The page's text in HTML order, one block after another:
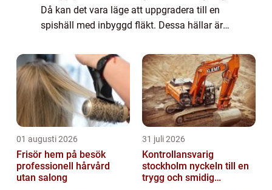
Då kan det vara läge att uppgradera till en
spishäll med inbyggd fläkt. Dessa hällar är
stilrent och funktionellt kök...
01 augusti 2026
Frisör hem på besök
professionell hårvård
utan salong
31 juli 2026
Kontrollansvarig
stockholm nyckeln till en
trygg och smidig